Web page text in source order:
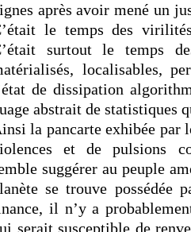
après avoir mené un
le temps des
surtout le temps
localisables,
de dissipation
abstrait de statistiques
la pancarte exhibée par
et de pulsions
suggérer au peuple
se trouve possédée
il n’y a
serait susceptible de